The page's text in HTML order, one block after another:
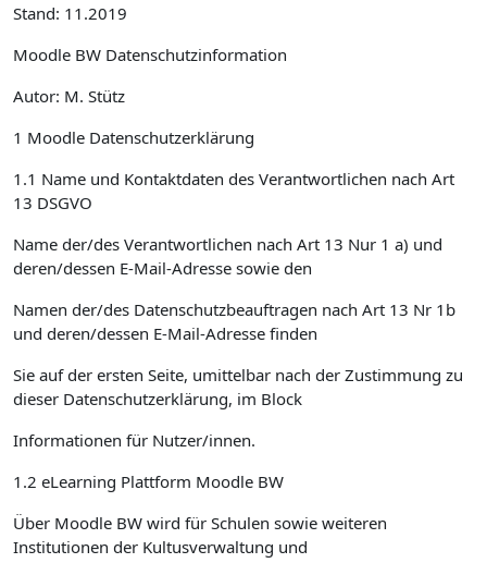
Stand: 11.2019
Moodle BW Datenschutzinformation
Autor: M. Stütz
1 Moodle Datenschutzerklärung
1.1 Name und Kontaktdaten des Verantwortlichen nach Art
13 DSGVO
Name der/des Verantwortlichen nach Art 13 Nur 1 a) und
deren/dessen E-Mail-Adresse sowie den
Namen der/des Datenschutzbeauftragen nach Art 13 Nr 1b
und deren/dessen E-Mail-Adresse finden
Sie auf der ersten Seite, umittelbar nach der Zustimmung zu
dieser Datenschutzerklärung, im Block
Informationen für Nutzer/innen.
1.2 eLearning Plattform Moodle BW
Über Moodle BW wird für Schulen sowie weiteren
Institutionen der Kultusverwaltung und